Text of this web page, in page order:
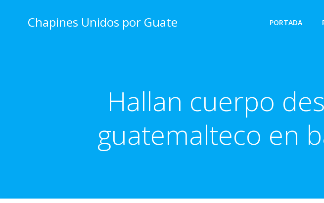
Chapines Unidos por Guate PORTADA
Hallan cuerpo
guatemalteco en